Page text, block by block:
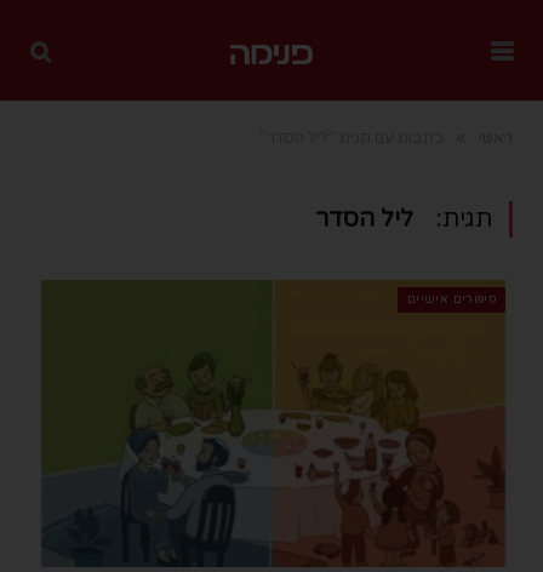
תגית: ליל הסדר
סיפורים אישיים